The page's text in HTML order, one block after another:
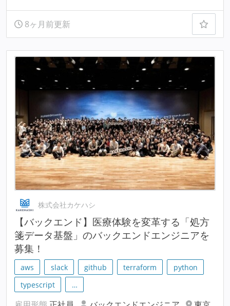
8ヶ月前更新
株式会社カケハシ
【バックエンド】医療体験を変革する「処方
箋データ基盤」のバックエンドエンジニアを
募集！
aws slack github terraform
python
typescript
…